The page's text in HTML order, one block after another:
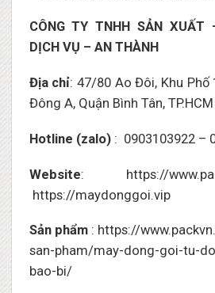
CÔNG TY TNHH SẢN XUẤT
DỊCH VỤ – AN THÀNH
Địa chỉ: 47/80 Ao Đôi, Khu Phố
Đông A, Quận Bình Tân, TP.HCM
Hotline (zalo) : 0903103922 –
Website: https://
https://maydonggoi.vip
Sản phẩm: https://
san-pham/may-dong-goi-tu-
bao-bi/